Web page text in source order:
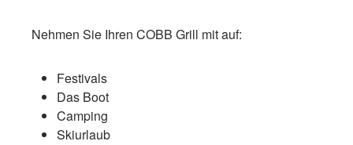
Nehmen Sie Ihren COBB Grill mit auf:
Festivals
Das Boot
Camping
Skiurlaub